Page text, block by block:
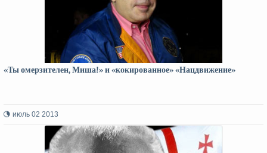
«Ты омерзителен, Миша!» и «кокированное» «Нацдвижение»
июль 02 2013